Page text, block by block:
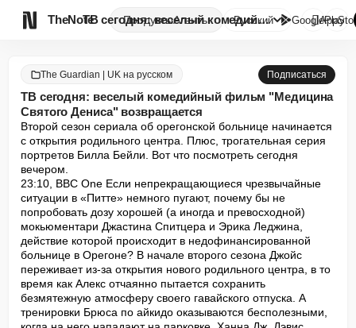
TheNote ПродуктыАгенты ТВ сегодня: веселый комедийный...
Русский GooglePlay

The Guardian | UK на русском Подписаться
ТВ сегодня: веселый комедийный фильм "Медицина
Святого Дениса" возвращается
Второй сезон сериала об орегонской больнице начинается
с открытия родильного центра. Плюс, трогательная серия
портретов Билла Бейли. Вот что посмотреть сегодня
вечером.
23:10, BBC One Если непрекращающиеся чрезвычайные
ситуации в «Питте» немного пугают, почему бы не
попробовать дозу хорошей (а иногда и превосходной)
мокьюментари Джастина Спитцера и Эрика Леджина,
действие которой происходит в недофинансированной
больнице в Орегоне? В начале второго сезона Джойс
переживает из-за открытия нового родильного центра, в то
время как Алекс отчаянно пытается сохранить
безмятежную атмосферу своего гавайского отпуска. А
тренировки Брюса по айкидо оказываются бесполезными,